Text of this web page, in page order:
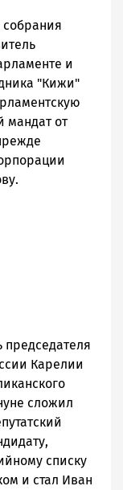
собрания
и
"Кижи"
мандат от
председателя
Карелии
сложил
списку
и стал Иван